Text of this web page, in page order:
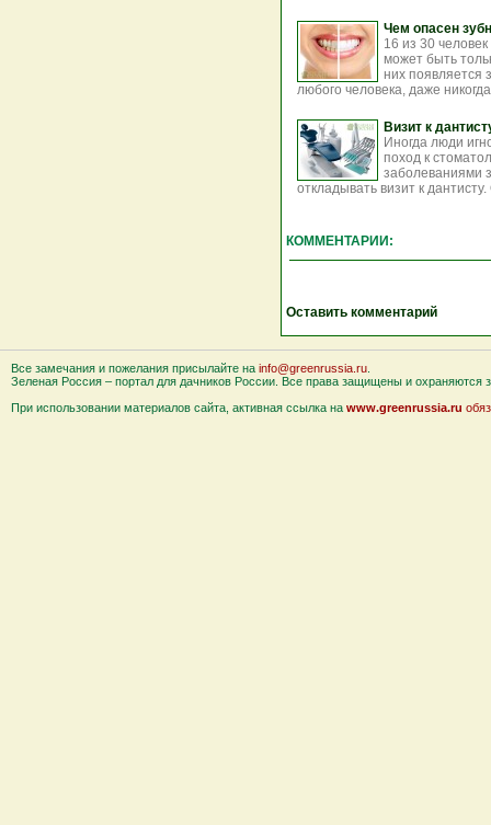
Чем опасен
16 из 30
может быть
них появляется
любого человека, даже
Визит к
Иногда люди
поход к
заболеваниями
откладывать визит к
КОММЕНТАРИИ:
Оставить комментарий
Все замечания и пожелания присылайте на info@greenrussia.ru
Зеленая Россия – портал для дачников России. Все права защищены и охраняются
При использовании материалов сайта, активная ссылка на www.greenrussia.ru